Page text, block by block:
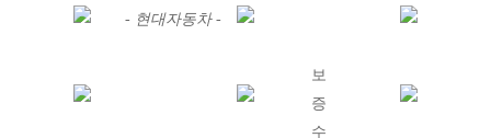
- 현대자동차 -
보
증
수